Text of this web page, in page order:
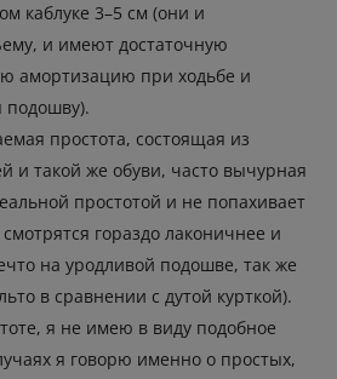
каблуке 3–5 см (они и
и имеют достаточную
амортизацию при ходьбе и
подошву).
простота, состоящая из
и такой же обуви, часто вычурная
простотой и не попахивает
гораздо лаконичнее и
на уродливой подошве, так же
в сравнении с дутой курткой).
я не имею в виду подобное
я говорю именно о простых,